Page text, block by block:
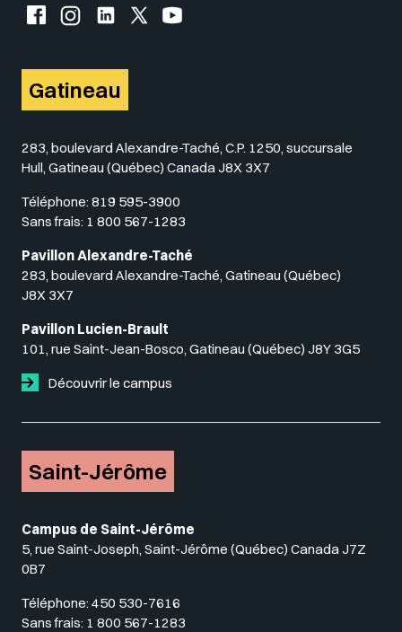
Facebook de l'UQO
Instagram de l'UQO
LinkedIn de l'UQO
X (Twitter) de l'UQO
YouTube de l'UQO
Gatineau
283, boulevard Alexandre-Taché, C.P. 1250, succursale
Hull, Gatineau (Québec) Canada J8X 3X7
Téléphone: 819 595-3900
Sans frais: 1 800 567-1283
Pavillon Alexandre-Taché
283, boulevard Alexandre-Taché, Gatineau (Québec)
J8X 3X7
Pavillon Lucien-Brault
101, rue Saint-Jean-Bosco, Gatineau (Québec) J8Y 3G5
Découvrir le campus
Saint-Jérôme
Campus de Saint-Jérôme
5, rue Saint-Joseph, Saint-Jérôme (Québec) Canada J7Z
0B7
Téléphone: 450 530-7616
Sans frais: 1 800 567-1283